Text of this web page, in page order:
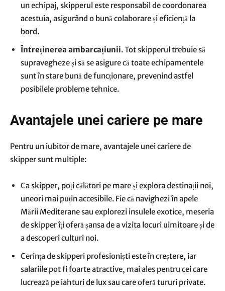
un echipaj, skipperul este responsabil de coordonarea
acestuia, asigurând o bună colaborare și eficiență la
bord.
Întreținerea ambarcațiunii. Tot skipperul trebuie să
supravegheze și să se asigure că toate echipamentele
sunt în stare bună de funcționare, prevenind astfel
posibilele probleme tehnice.
Avantajele unei cariere pe mare
Pentru un iubitor de mare, avantajele unei cariere de
skipper sunt multiple:
Ca skipper, poți călători pe mare și explora destinații noi,
uneori mai puțin accesibile. Fie că navighezi în apele
Mării Mediterane sau explorezi insulele exotice, meseria
de skipper îți oferă șansa de a vizita locuri uimitoare și de
a descoperi culturi noi.
Cerința de skipperi profesioniști este în creștere, iar
salariile pot fi foarte atractive, mai ales pentru cei care
lucrează pe iahturi de lux sau care oferă tururi private.